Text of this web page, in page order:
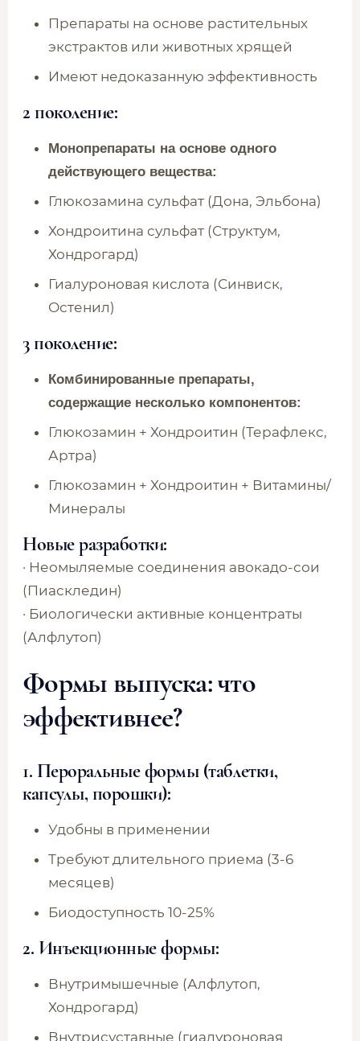
Препараты на основе растительных
экстрактов или животных хрящей
Имеют недоказанную эффективность
2 поколение:
Монопрепараты на основе одного
действующего вещества:
Глюкозамина сульфат (Дона, Эльбона)
Хондроитина сульфат (Структум,
Хондрогард)
Гиалуроновая кислота (Синвиск,
Остенил)
3 поколение:
Комбинированные препараты,
содержащие несколько компонентов:
Глюкозамин + Хондроитин (Терафлекс,
Артра)
Глюкозамин + Хондроитин + Витамины/
Минералы
Новые разработки:
· Неомыляемые соединения авокадо-сои
(Пиаскледин)
· Биологически активные концентраты
(Алфлутоп)
Формы выпуска: что
эффективнее?
1. Пероральные формы (таблетки,
капсулы, порошки):
Удобны в применении
Требуют длительного приема (3-6
месяцев)
Биодоступность 10-25%
2. Инъекционные формы:
Внутримышечные (Алфлутоп,
Хондрогард)
Внутрисуставные (гиалуроновая